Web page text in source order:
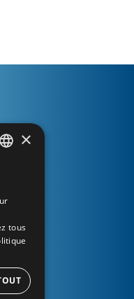
×
tous